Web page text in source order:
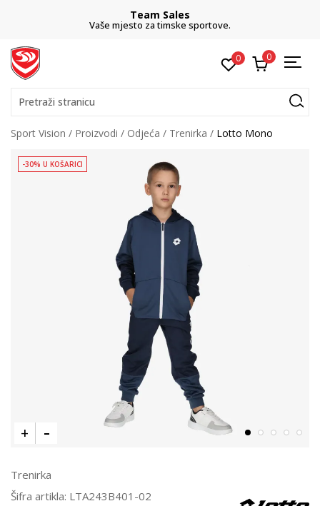
Team Sales
Vaše mjesto za timske sportove.
0 0
Pretraži stranicu
Sport Vision Proizvodi Odjeća Trenirka Lotto Mono
-30% U KOŠARICI
Trenirka
Šifra artikla: LTA243B401-02